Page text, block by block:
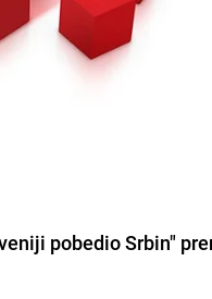
pobedio Srbin"